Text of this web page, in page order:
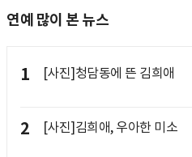
연예 많이 본 뉴스
1 [사진]청담동에 뜬 김희애
2 [사진]김희애, 우아한 미소